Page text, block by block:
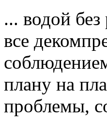
... водой
все
плану на
проблемы,